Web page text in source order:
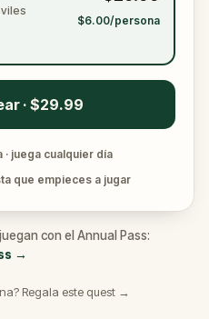
$6.00/persona
· $29.99
· juega cualquier día
que empieces a jugar
con el Annual Pass:
→
Regala este quest →